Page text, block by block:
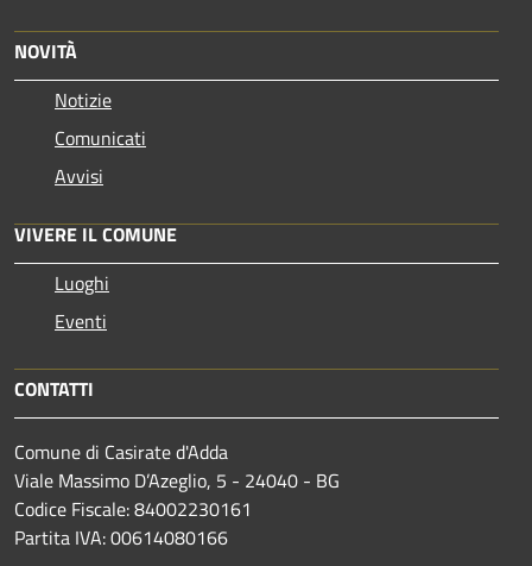
NOVITÀ
Notizie
Comunicati
Avvisi
VIVERE IL COMUNE
Luoghi
Eventi
CONTATTI
Comune di Casirate d'Adda
Viale Massimo D’Azeglio, 5 - 24040 - BG
Codice Fiscale: 84002230161
Partita IVA: 00614080166